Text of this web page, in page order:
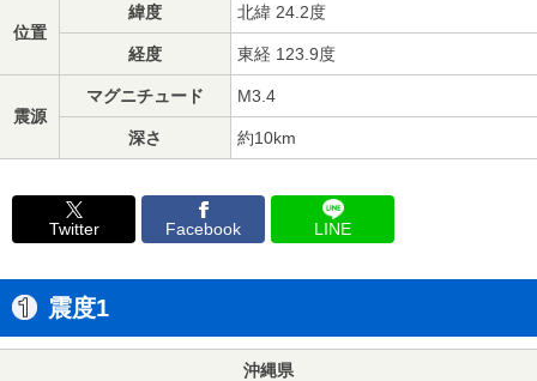
位置
緯度 北緯 24.2度
経度 東経 123.9度
震源
マグニチュード M3.4
深さ 約10km
Twitter Facebook LINE
震度1
沖縄県